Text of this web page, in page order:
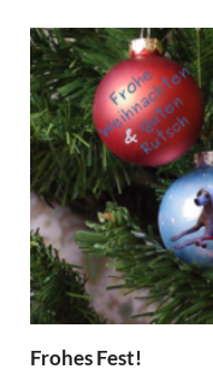
Frohes Fest!